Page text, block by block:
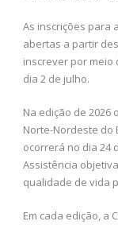
As inscrições para
abertas a partir
inscrever por
dia 2 de julho.
Na edição de 2026
Norte-Nordeste do
ocorrerá no dia 24
Assistência
qualidade de vida
Em cada edição, a